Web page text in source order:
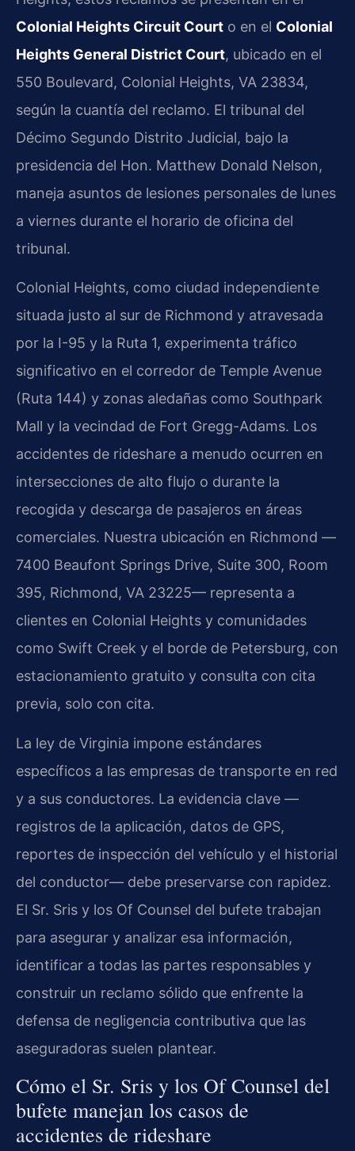
Colonial Heights Circuit Court o en el Colonial
Heights General District Court, ubicado en el
550 Boulevard, Colonial Heights, VA 23834,
según la cuantía del reclamo. El tribunal del
Décimo Segundo Distrito Judicial, bajo la
presidencia del Hon. Matthew Donald Nelson,
maneja asuntos de lesiones personales de lunes
a viernes durante el horario de oficina del
tribunal.
Colonial Heights, como ciudad independiente
situada justo al sur de Richmond y atravesada
por la I-95 y la Ruta 1, experimenta tráfico
significativo en el corredor de Temple Avenue
(Ruta 144) y zonas aledañas como Southpark
Mall y la vecindad de Fort Gregg-Adams. Los
accidentes de rideshare a menudo ocurren en
intersecciones de alto flujo o durante la
recogida y descarga de pasajeros en áreas
comerciales. Nuestra ubicación en Richmond —
7400 Beaufont Springs Drive, Suite 300, Room
395, Richmond, VA 23225— representa a
clientes en Colonial Heights y comunidades
como Swift Creek y el borde de Petersburg, con
estacionamiento gratuito y consulta con cita
previa, solo con cita.
La ley de Virginia impone estándares
específicos a las empresas de transporte en red
y a sus conductores. La evidencia clave —
registros de la aplicación, datos de GPS,
reportes de inspección del vehículo y el historial
del conductor— debe preservarse con rapidez.
El Sr. Sris y los Of Counsel del bufete trabajan
para asegurar y analizar esa información,
identificar a todas las partes responsables y
construir un reclamo sólido que enfrente la
defensa de negligencia contributiva que las
aseguradoras suelen plantear.
Cómo el Sr. Sris y los Of Counsel del
bufete manejan los casos de
accidentes de rideshare